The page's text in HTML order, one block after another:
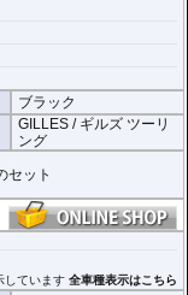
ブラック
GILLES / ギルズ ツーリ
ング
セット
しています全車種表示はこちら